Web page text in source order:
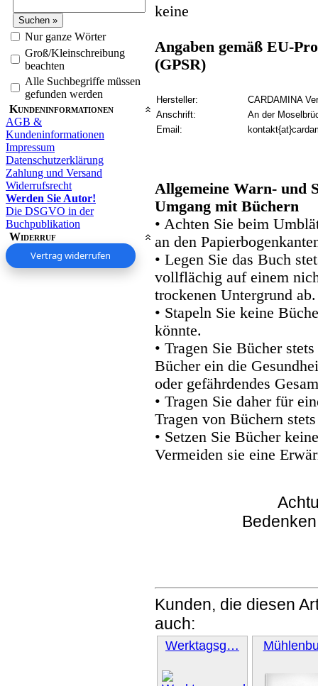
Nur ganze Wörter
Groß/Kleinschreibung
beachten
Alle Suchbegriffe müssen
gefunden werden
Kundeninformationen
AGB &
Kundeninformationen
Impressum
Datenschutzerklärung
Zahlung und Versand
Widerrufsrecht
Werden Sie Autor!
Die DSGVO in der
Buchpublikation
Widerruf
Vertrag widerrufen
keine
Angaben gemäß EU-
(GPSR)
Hersteller:
CARDAMINA
Anschrift:
An der
Email:
Allgemeine Warn- und
Umgang mit Büchern
• Achten Sie beim
an den
• Legen Sie das Buch
vollflächig auf einem
trockenen Untergrund ab.
• Stapeln Sie keine
könnte.
• Tragen Sie Bücher
Bücher ein die
oder gefährdendes
• Tragen Sie daher für
Tragen von Büchern
• Setzen Sie Bücher
Vermeiden sie eine
Kunden, die diesen
auch:
Werktagsg…